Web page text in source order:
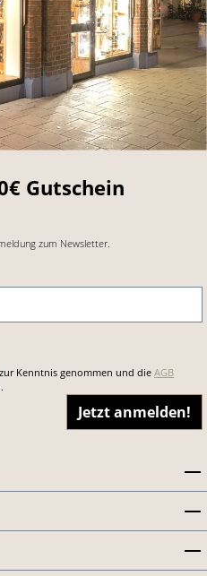
Gutschein
zum Newsletter.
zur Kenntnis genommen und die AGB
Jetzt anmelden!